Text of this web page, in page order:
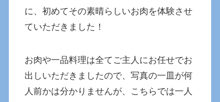
に、初めてその素晴らしいお肉を体験させ
ていただきました！
お肉や一品料理は全てご主人にお任せでお
出しいただきましたので、写真の一皿が何
人前かは分かりませんが、こちらでは一人